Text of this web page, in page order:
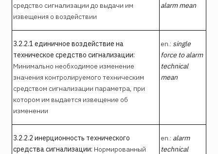
средство сигнализации до выдачи им
извещения о воздействии
alarm mean
3.2.2.1 единичное воздействие на
техническое средство сигнализации:
Минимально необходимое изменение
значения контролируемого техническим
средством сигнализации параметра, при
котором им выдается извещение об
изменении
en.: single
force to alarm
technical
mean
3.2.2.2 инерционность технического
средства сигнализации: Нормированный
en.: alarm
technical